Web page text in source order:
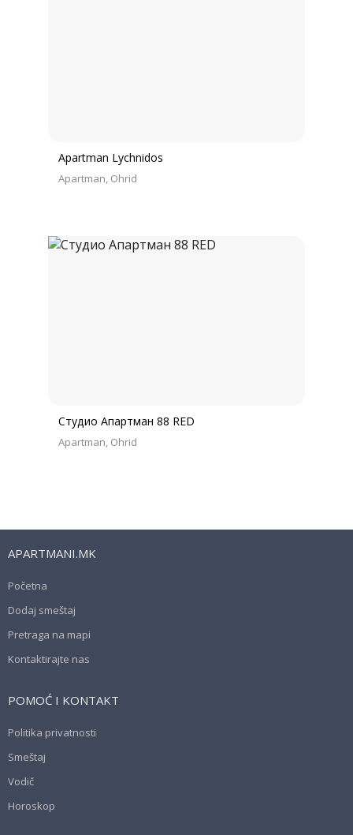
Apartman Lychnidos
Apartman Ohrid
Студио Апартман 88 RED
Apartman Ohrid
APARTMANI.MK
Početna
Dodaj smeštaj
Pretraga na mapi
Kontaktirajte nas
POMOĆ I KONTAKT
Politika privatnosti
Smeštaj
Vodič
Horoskop